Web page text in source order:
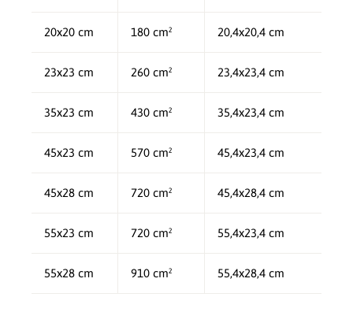
20x20 cm 180 cm² 20,4x20,4 cm
23x23 cm 260 cm² 23,4x23,4 cm
35x23 cm 430 cm² 35,4x23,4 cm
45x23 cm 570 cm² 45,4x23,4 cm
45x28 cm 720 cm² 45,4x28,4 cm
55x23 cm 720 cm² 55,4x23,4 cm
55x28 cm 910 cm² 55,4x28,4 cm